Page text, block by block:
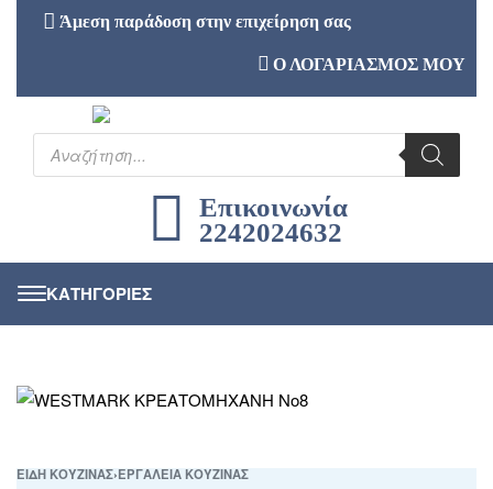
Άμεση παράδοση στην επιχείρηση σας
Ο ΛΟΓΑΡΙΑΣΜΟΣ ΜΟΥ
Επικοινωνία
2242024632
ΕΙΔΗ ΚΟΥΖΙΝΑΣ›ΕΡΓΑΛΕΙΑ ΚΟΥΖΙΝΑΣ